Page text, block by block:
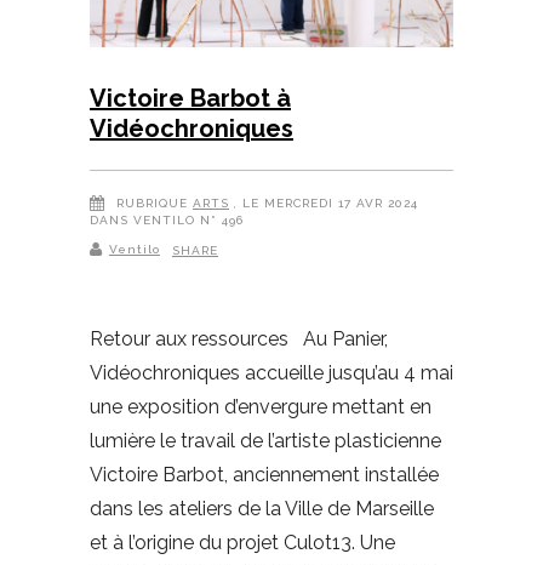
Victoire Barbot à
Vidéochroniques
RUBRIQUE ARTS , LE MERCREDI 17 AVR 2024
DANS VENTILO N° 496
Ventilo SHARE
Retour aux ressources Au Panier,
Vidéochroniques accueille jusqu’au 4 mai
une exposition d’envergure mettant en
lumière le travail de l’artiste plasticienne
Victoire Barbot, anciennement installée
dans les ateliers de la Ville de Marseille
et à l’origine du projet Culot13. Une